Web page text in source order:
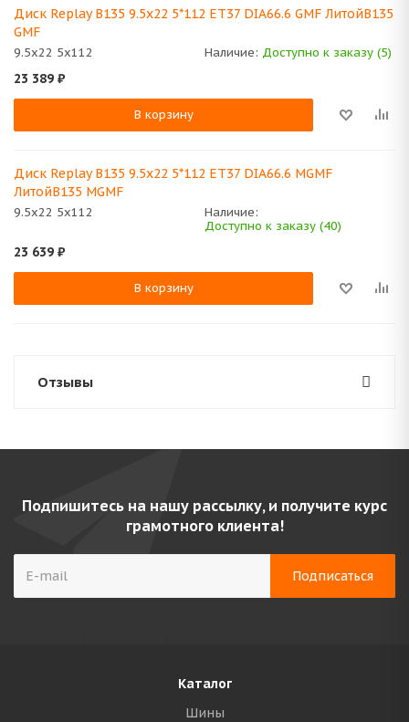
Диск Replay B135 9.5x22 5*112 ET37 DIA66.6 GMF ЛитойB135
GMF
9.5x22 5x112 Наличие: Доступно к заказу (5)
23 389 ₽
В корзину
Диск Replay B135 9.5x22 5*112 ET37 DIA66.6 MGMF
ЛитойB135 MGMF
9.5x22 5x112
Наличие:
Доступно к заказу (40)
23 639 ₽
В корзину
Отзывы
Подпишитесь на нашу рассылку, и получите курс
грамотного клиента!
Каталог
Шины